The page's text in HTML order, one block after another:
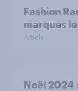
Fashion
marques
Article
Noël 2024